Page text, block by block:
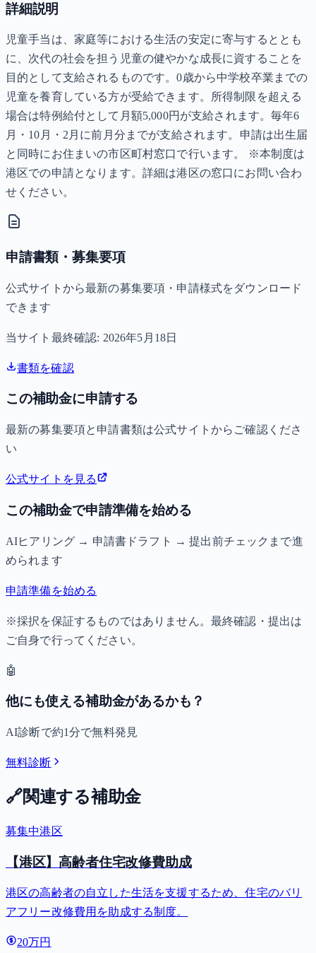
詳細説明
児童手当は、家庭等における生活の安定に寄与するととも
に、次代の社会を担う児童の健やかな成長に資することを
目的として支給されるものです。0歳から中学校卒業までの
児童を養育している方が受給できます。所得制限を超える
場合は特例給付として月額5,000円が支給されます。毎年6
月・10月・2月に前月分までが支給されます。申請は出生届
と同時にお住まいの市区町村窓口で行います。 ※本制度は
港区での申請となります。詳細は港区の窓口にお問い合わ
せください。
申請書類・募集要項
公式サイトから最新の募集要項・申請様式をダウンロード
できます
当サイト最終確認: 2026年5月18日
書類を確認
この補助金に申請する
最新の募集要項と申請書類は公式サイトからご確認くださ
い
公式サイトを見る
この補助金で申請準備を始める
AIヒアリング → 申請書ドラフト → 提出前チェックまで進
められます
申請準備を始める
※採択を保証するものではありません。最終確認・提出は
ご自身で行ってください。
🤖
他にも使える補助金があるかも？
AI診断で約1分で無料発見
無料診断
🔗関連する補助金
募集中港区
【港区】高齢者住宅改修費助成
港区の高齢者の自立した生活を支援するため、住宅のバリ
アフリー改修費用を助成する制度。
20万円